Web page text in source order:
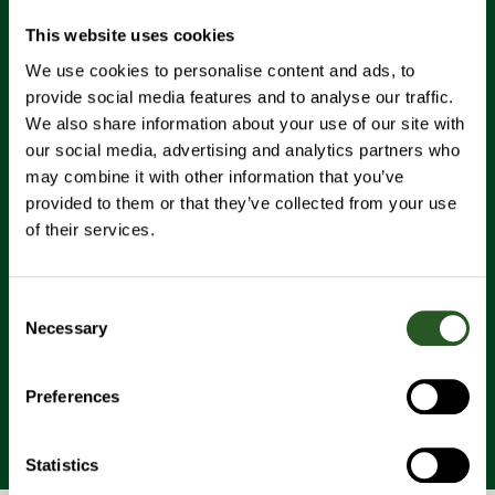
This website uses cookies
We use cookies to personalise content and ads, to
provide social media features and to analyse our traffic.
We also share information about your use of our site with
our social media, advertising and analytics partners who
may combine it with other information that you’ve
provided to them or that they’ve collected from your use
of their services.
Selection
Necessary
Preferences
Statistics
Code of conduct
För att Navitech ska fortsätta vara en pålitlig leverantör
med nöjda kunder krävs det att vi alla jobbar i enlighet
med våra värdegrunder och mål och att våra relationer
bygger på ömsesidig respekt och tillit.